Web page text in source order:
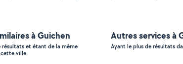
à Guichen
résultats et étant de la même
ville
Autres services à
Ayant le plus de résultats